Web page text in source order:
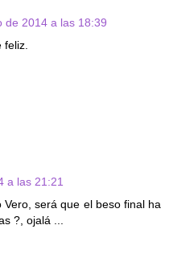
de 2014 a las 18:39
feliz.
a las 21:21
será que el beso final ha
?, ojalá ...